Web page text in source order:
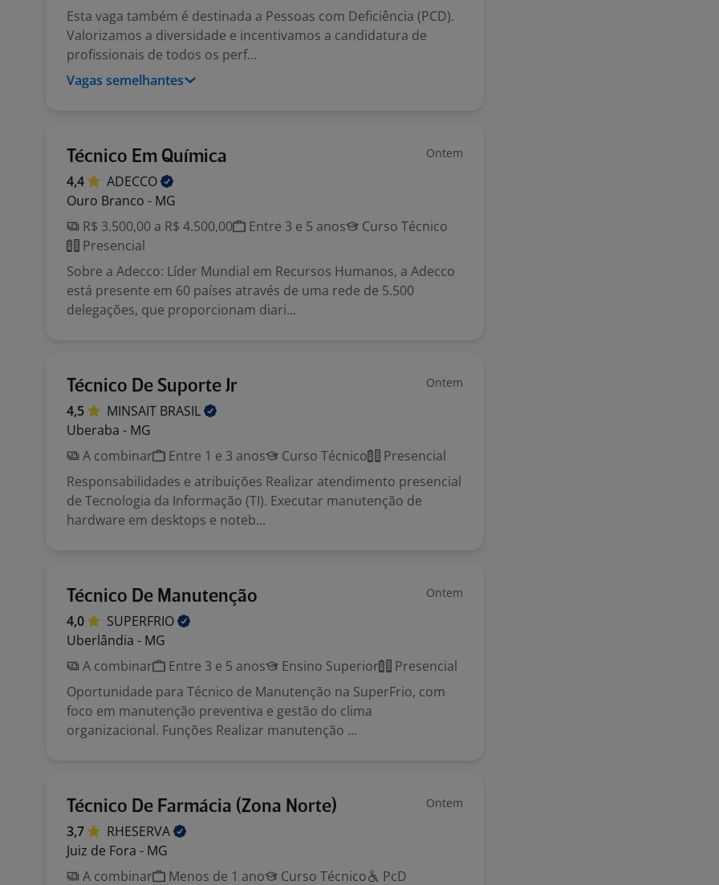
Esta vaga também é destinada a Pessoas com Deficiência (PCD).
Valorizamos a diversidade e incentivamos a candidatura de
profissionais de todos os perf...
Vagas semelhantes
Técnico Em Química Ontem
4,4
ADECCO
Ouro Branco - MG
R$ 3.500,00 a R$ 4.500,00
Entre 3 e 5 anos
Curso Técnico
Presencial
Sobre a Adecco: Líder Mundial em Recursos Humanos, a Adecco
está presente em 60 países através de uma rede de 5.500
delegações, que proporcionam diari...
Técnico De Suporte Jr Ontem
4,5 MINSAIT BRASIL
Uberaba - MG
A combinar
Entre 1 e 3 anos Curso Técnico
Presencial
Responsabilidades e atribuições Realizar atendimento presencial
de Tecnologia da Informação (TI). Executar manutenção de
hardware em desktops e noteb...
Técnico De Manutenção Ontem
4,0
SUPERFRIO
Uberlândia - MG
A combinar
Entre 3 e 5 anos Ensino Superior
Presencial
Oportunidade para Técnico de Manutenção na SuperFrio, com
foco em manutenção preventiva e gestão do clima
organizacional. Funções Realizar manutenção ...
Técnico De Farmácia (Zona Norte) Ontem
3,7
RHESERVA
Juiz de Fora - MG
A combinar
Menos de 1 ano Curso Técnico PcD